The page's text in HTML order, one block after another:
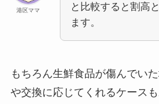
港区ママ
と比較すると割高
ます。
もちろん生鮮食品が傷んでい
や交換に応じてくれるケース